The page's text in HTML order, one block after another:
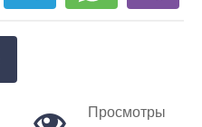
Просмотры